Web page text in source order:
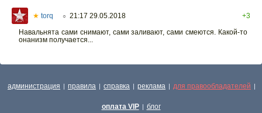
★ torq ○ 21:17 29.05.2018
+3
Навальнята сами снимают, сами заливают, сами смеются. Какой-то
онанизм получается...
администрация | правила | справка | реклама | для правообладателей |
оплата VIP | блог